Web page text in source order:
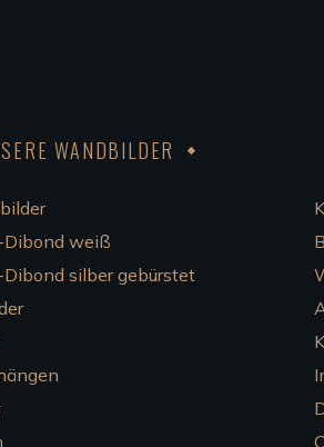
WANDBILDER
weiß
silber gebürstet